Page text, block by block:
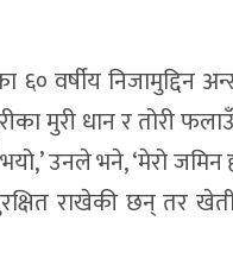
६० वर्षीय निजामुद्दिन
मुरी धान र तोरी
उनले भने, ‘मेरो
राखेकी छन् तर